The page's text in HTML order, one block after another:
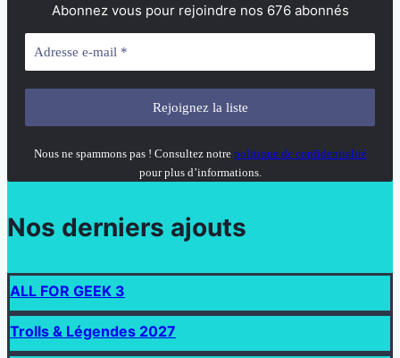
Abonnez vous pour rejoindre nos 676 abonnés
Nous ne spammons pas ! Consultez notre politique de confidentialité
pour plus d’informations.
Nos derniers ajouts
ALL FOR GEEK 3
Trolls & Légendes 2027